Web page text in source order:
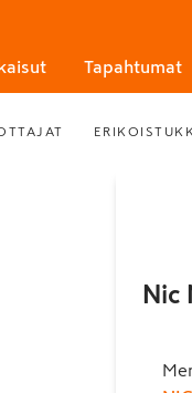
Tapahtumat
Nic